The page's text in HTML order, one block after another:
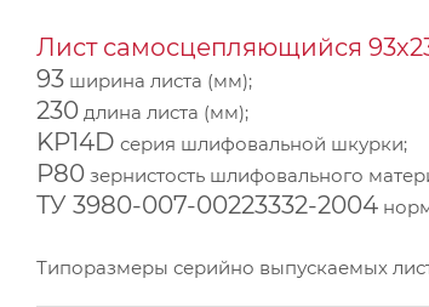
Лист самосцепляющийся
93 ширина листа (мм);
230 длина листа (мм);
KP14D серия шлифовальной шкурки;
Р80 зернистость шлифовального
ТУ 3980-007-00223332-2004
Типоразмеры серийно выпускаемых